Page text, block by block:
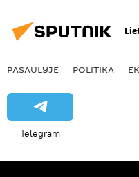
PASAULYJE POLITIKA
Telegram